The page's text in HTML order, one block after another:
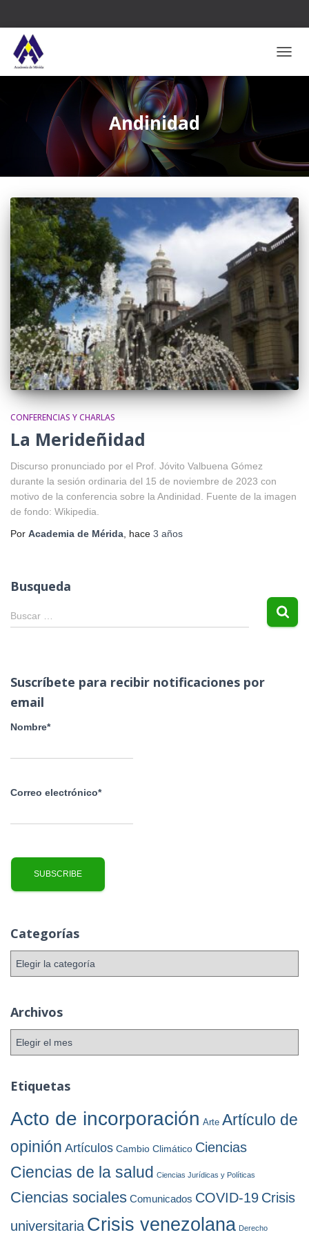
Andinidad
CONFERENCIAS Y CHARLAS
La Merideñidad
Discurso pronunciado por el Prof. Jóvito Valbuena Gómez
durante la sesión ordinaria del 15 de noviembre de 2023 con
motivo de la conferencia sobre la Andinidad. Fuente de la imagen
de fondo: Wikipedia.
Por Academia de Mérida , hace 3 años
Busqueda
B
u
r
:
Buscar …
Suscríbete para recibir notificaciones por
email
Nombre*
Correo electrónico*
Categorías
g
o
a
s
Archivos
h
v
o
s
Etiquetas
Acto de incorporación Arte Artículo de
opinión Artículos Cambio Climático Ciencias
Ciencias de la salud Ciencias Jurídicas y Políticas
Ciencias sociales Comunicados COVID-19 Crisis
universitaria Crisis venezolana Derecho